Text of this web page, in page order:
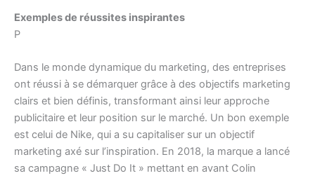
Exemples de réussites inspirantes
P
Dans le monde dynamique du marketing, des entreprises
ont réussi à se démarquer grâce à des objectifs marketing
clairs et bien définis, transformant ainsi leur approche
publicitaire et leur position sur le marché. Un bon exemple
est celui de Nike, qui a su capitaliser sur un objectif
marketing axé sur l’inspiration. En 2018, la marque a lancé
sa campagne « Just Do It » mettant en avant Colin